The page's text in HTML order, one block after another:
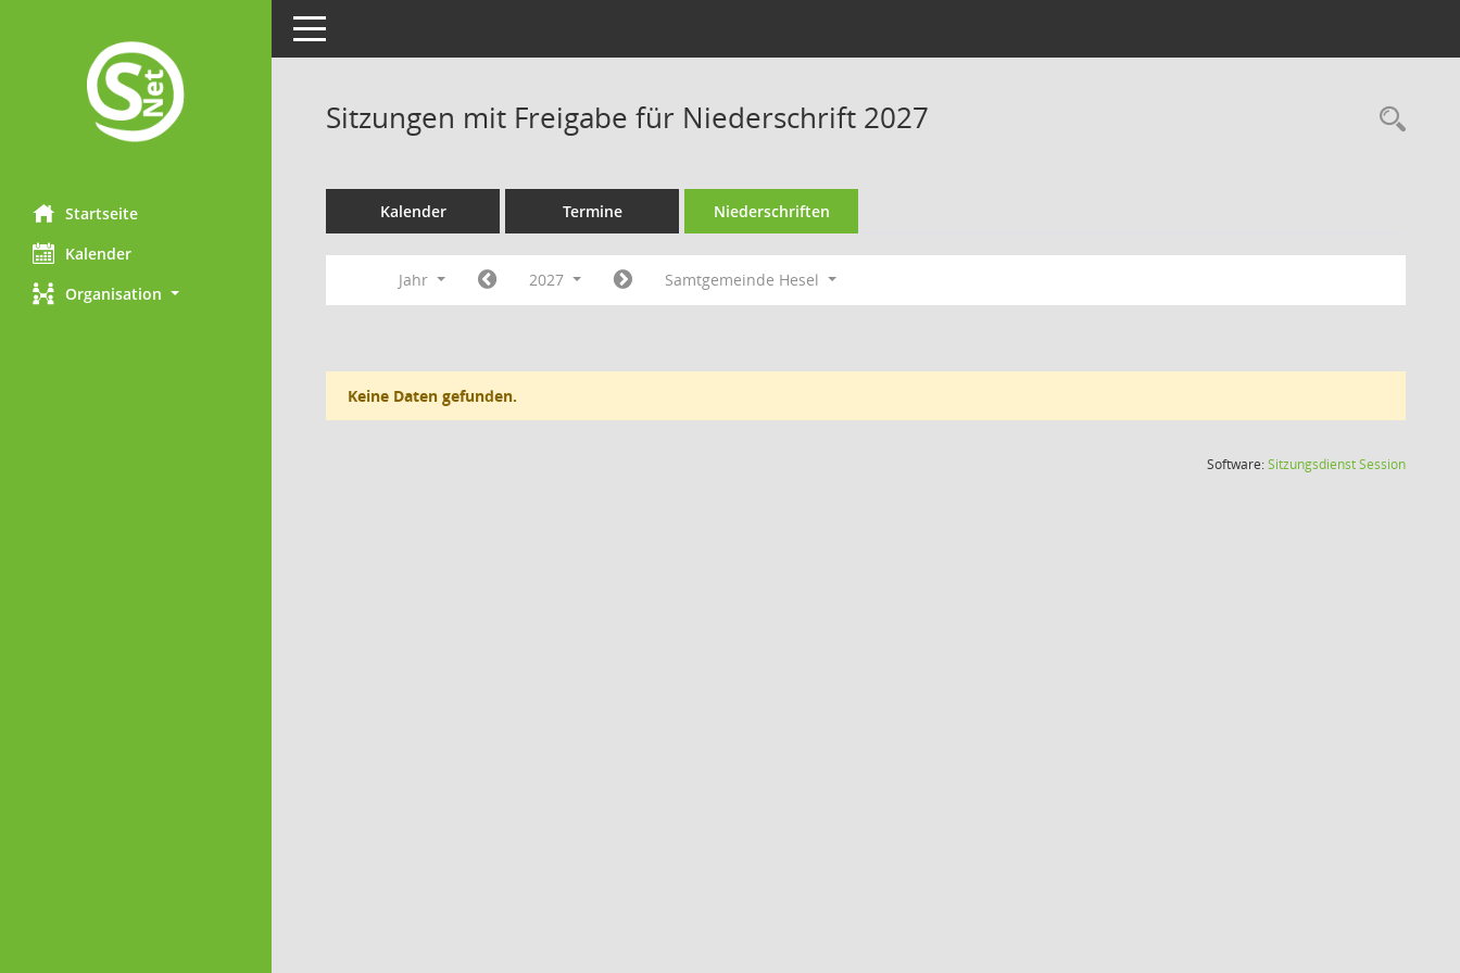
Startseite
Kalender
Organisation
Toggle navigation
Sitzungen mit Freigabe für Niederschrift 2027
Kalender Termine Niederschriften
Jahr 2027 Samtgemeinde Hesel
Keine Daten gefunden.
Software:SitzungsdienstSession(Wird in